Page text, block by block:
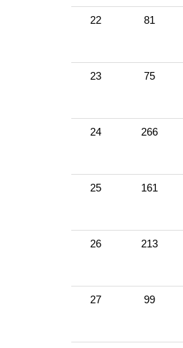
22 81
23 75
24 266
25 161
26 213
27 99